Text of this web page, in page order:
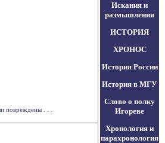
повреждены . . .
Искания и
размышления
ИСТОРИЯ
ХРОНОС
История России
История в МГУ
Слово о полку
Игореве
Хронология и
парахронология